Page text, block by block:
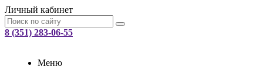
Личный кабинет
8 (351) 283-06-55
Меню